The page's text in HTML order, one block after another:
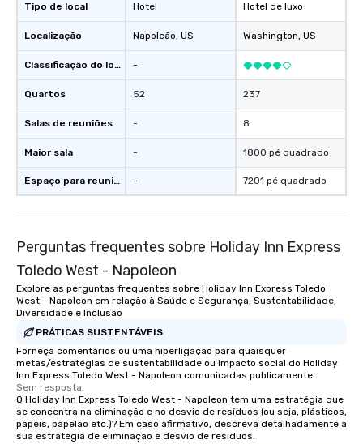
Tipo de local
Localização
Classificação do local
Quartos
Salas de reuniões
Maior sala
Espaço para reuniões
Hotel
Napoleão, US
-
52
-
-
-
Hotel de luxo
Washington, US
237
8
1800 pé quadrado
7201 pé quadrado
Perguntas frequentes sobre Holiday Inn Express
Toledo West - Napoleon
Explore as perguntas frequentes sobre Holiday Inn Express Toledo
West - Napoleon em relação à Saúde e Segurança, Sustentabilidade,
Diversidade e Inclusão
PRÁTICAS SUSTENTÁVEIS
Forneça comentários ou uma hiperligação para quaisquer
metas/estratégias de sustentabilidade ou impacto social do Holiday
Inn Express Toledo West - Napoleon comunicadas publicamente.
Sem resposta.
O Holiday Inn Express Toledo West - Napoleon tem uma estratégia que
se concentra na eliminação e no desvio de resíduos (ou seja, plásticos,
papéis, papelão etc.)? Em caso afirmativo, descreva detalhadamente a
sua estratégia de eliminação e desvio de resíduos.